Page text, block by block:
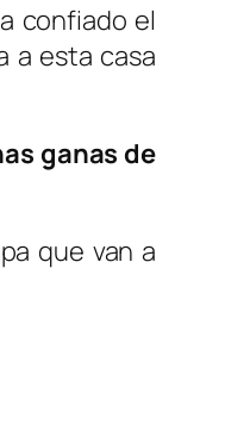
confiado el
a esta casa
ganas de
que van a